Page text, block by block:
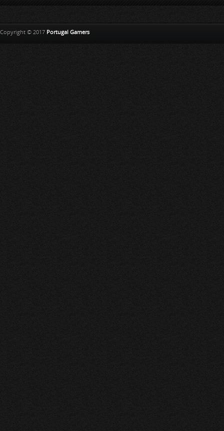
Copyright © 2017 Portugal Gamers